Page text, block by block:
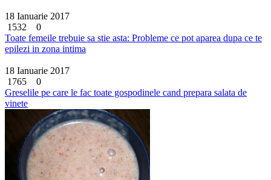
18 Ianuarie 2017
1532
0
Toate femeile trebuie sa stie asta: Probleme ce pot aparea dupa ce te
epilezi in zona intima
18 Ianuarie 2017
1765
0
Greselile pe care le fac toate gospodinele cand prepara salata de
vinete